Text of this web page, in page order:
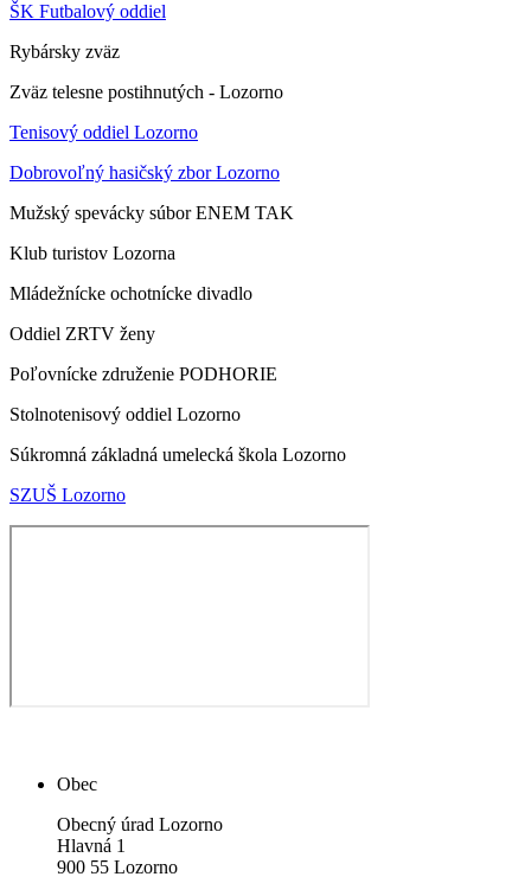
ŠK Futbalový oddiel
Rybársky zväz
Zväz telesne postihnutých - Lozorno
Tenisový oddiel Lozorno
Dobrovoľný hasičský zbor Lozorno
Mužský spevácky súbor ENEM TAK
Klub turistov Lozorna
Mládežnícke ochotnícke divadlo
Oddiel ZRTV ženy
Poľovnícke združenie PODHORIE
Stolnotenisový oddiel Lozorno
Súkromná základná umelecká škola Lozorno
SZUŠ Lozorno
Obec
Obecný úrad Lozorno
Hlavná 1
900 55 Lozorno